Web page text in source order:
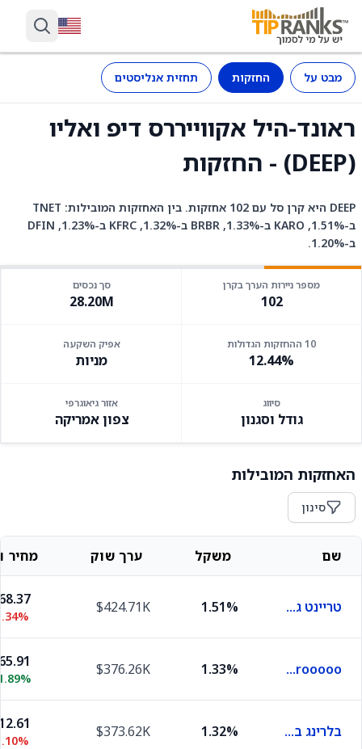
מבט על החזקות תחזית אנליסטים
ראונד-היל אקווייררס דיפ ואליו
(DEEP) - החזקות
DEEP היא קרן סל עם 102 אחזקות. בין האחזקות המובילות: TNET
ב-1.51%, KARO ב-1.33%, BRBR ב-1.32%, KFRC ב-1.23%, DFIN
ב-1.20%.
מספר ניירות הערך בקרן
102
סך נכסים
28.20M
10 ההחזקות הגדולות
12.44%
אפיק השקעה
מניות
סיווג
גודל וסגנון
אזור גיאוגרפי
צפון אמריקה
האחזקות המובילות
סינון
שם משקל ערך שוק מחיר
טריינט גרופ 1.51%
$424.71K
Karooooo
1.33%
$376.26K
בלרינג ברנדס 1.32%
$373.62K